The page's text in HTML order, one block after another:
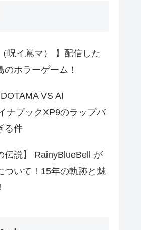
呪イ嶌マ） 】配信した
ホラーゲーム！
VS AI
ナブックXP9のラップバ
る件
伝説】 RainyBlueBell が
ついて！15年の軌跡と魅